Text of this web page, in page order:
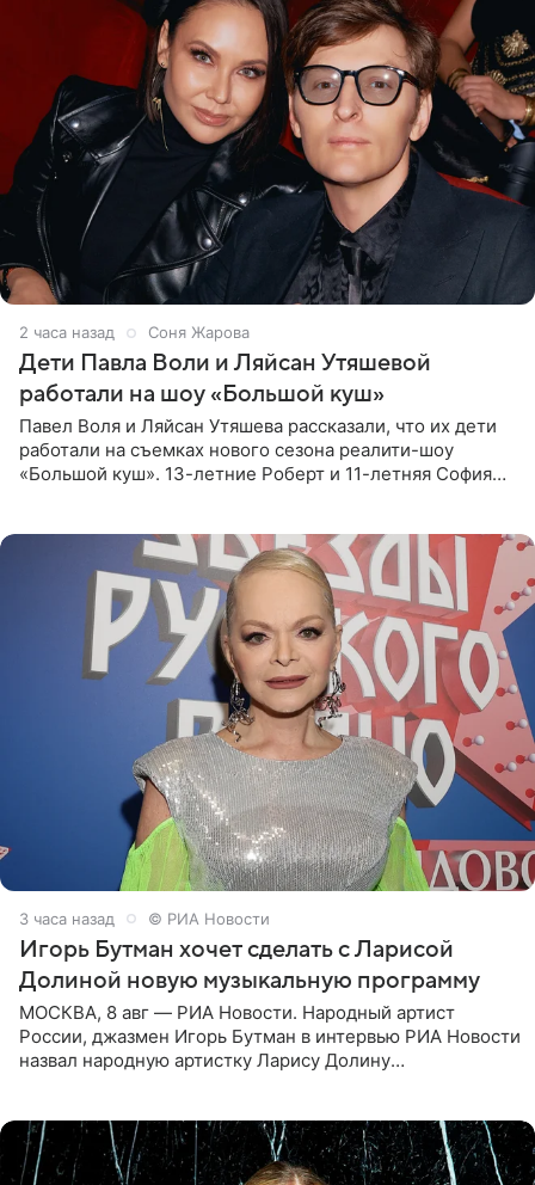
2 часа назад Соня Жарова
Дети Павла Воли и Ляйсан Утяшевой
работали на шоу «Большой куш»
Павел Воля и Ляйсан Утяшева рассказали, что их дети
работали на съемках нового сезона реалити-шоу
«Большой куш». 13-летние Роберт и 11-летняя София
3 часа назад © РИА Новости
Игорь Бутман хочет сделать с Ларисой
Долиной новую музыкальную программу
МОСКВА, 8 авг — РИА Новости. Народный артист
России, джазмен Игорь Бутман в интервью РИА Новости
назвал народную артистку Ларису Долину